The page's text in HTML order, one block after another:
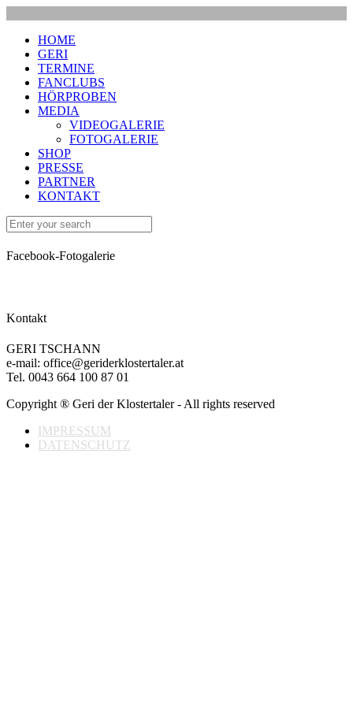
HOME
GERI
TERMINE
FANCLUBS
HÖRPROBEN
MEDIA
VIDEOGALERIE
FOTOGALERIE
SHOP
PRESSE
PARTNER
KONTAKT
Facebook-Fotogalerie
Kontakt
GERI TSCHANN
e-mail: office@geriderklostertaler.at
Tel. 0043 664 100 87 01
Copyright ® Geri der Klostertaler - All rights reserved
IMPRESSUM
DATENSCHUTZ